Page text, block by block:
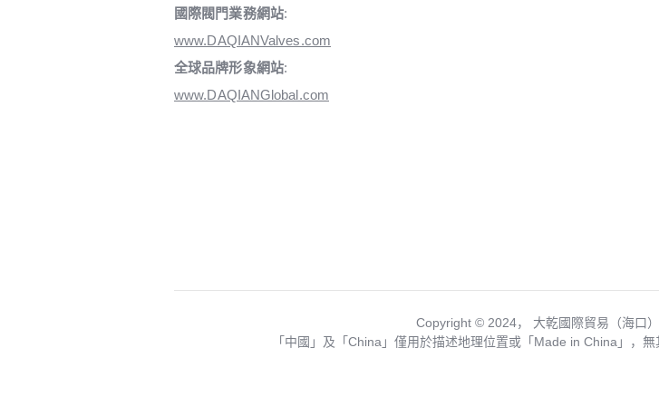
國際閥門業務網站:
www.DAQIANValves.com
全球品牌形象網站:
www.DAQIANGlobal.com
Copyright ©️ 2024， 大乾國際貿易（海口
「中國」及「China」僅用於描述地理位置或「Made in China」，